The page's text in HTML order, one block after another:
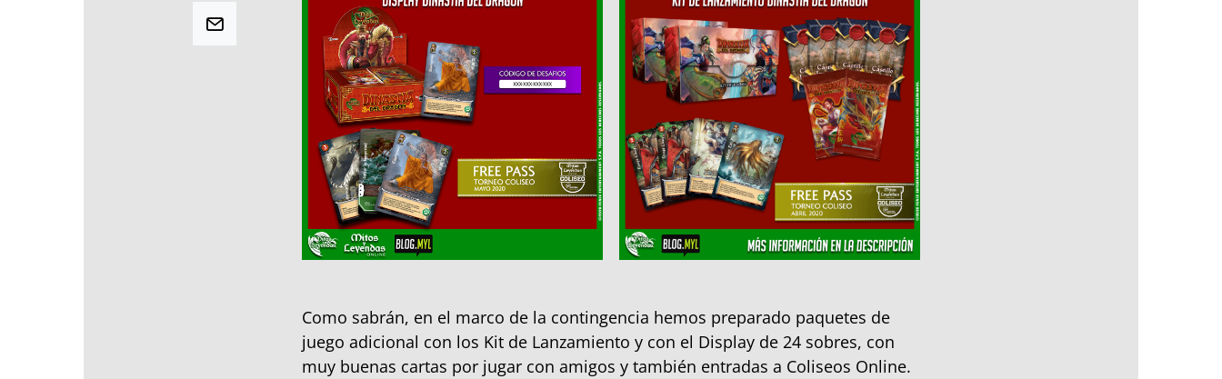
Como sabrán, en el marco de la contingencia hemos preparado paquetes de
juego adicional con los Kit de Lanzamiento y con el Display de 24 sobres, con
muy buenas cartas por jugar con amigos y también entradas a Coliseos Online.